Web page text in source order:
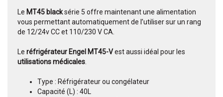
Le MT45 blacksérie 5 offre maintenant une alimentation
vous permettant automatiquement de l’utiliser sur un rang
de 12/24v CC et 110/230 V CA.
Le réfrigérateur Engel MT45-Vest aussi idéal pour les
utilisations médicales
Type : Réfrigérateur ou congélateur
Capacité (L) : 40L